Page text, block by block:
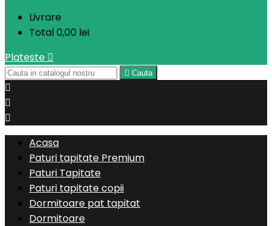
Livrare
Total0,00 lei
Plateste 
 Cauta



Acasa
Paturi tapitate Premium
Paturi Tapitate
Paturi tapitate copii
Dormitoare pat tapitat
Dormitoare